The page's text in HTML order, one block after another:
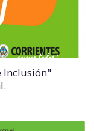
Inclusión"